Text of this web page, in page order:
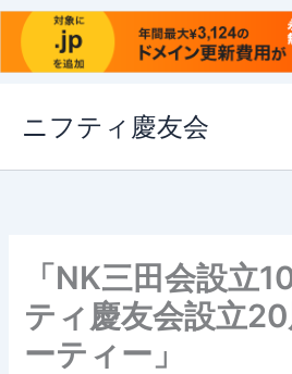
ス
ニフティ慶友会
「NK三田会設立
ティ慶友会設立
ーティー」